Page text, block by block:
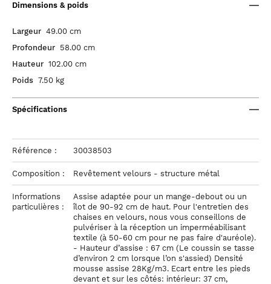
Dimensions & poids
Largeur 49.00 cm
Profondeur 58.00 cm
Hauteur 102.00 cm
Poids 7.50 kg
Spécifications
Référence : 30038503
Composition : Revêtement velours - structure métal
Informations
particulières :
Assise adaptée pour un mange-debout ou un
îlot de 90-92 cm de haut. Pour l'entretien des
chaises en velours, nous vous conseillons de
pulvériser à la réception un imperméabilisant
textile (à 50-60 cm pour ne pas faire d'auréole).
- Hauteur d’assise : 67 cm (Le coussin se tasse
d’environ 2 cm lorsque l’on s'assied) Densité
mousse assise 28Kg/m3. Ecart entre les pieds
devant et sur les côtés: intérieur: 37 cm,